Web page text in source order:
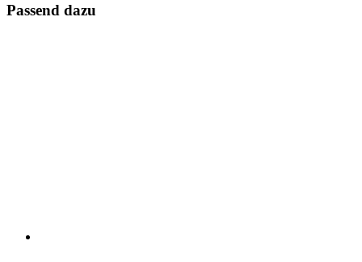
Passend dazu